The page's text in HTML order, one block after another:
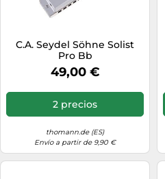
C.A. Seydel Söhne Solist
Pro Bb
49,00 €
2 precios
thomann.de (ES)
Envío a partir de 9,90 €